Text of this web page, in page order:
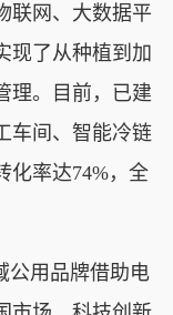
联网、大数据平
现了从种植到加
理。目前，已建
车间、智能冷链
化率达74%，全
用品牌借助电